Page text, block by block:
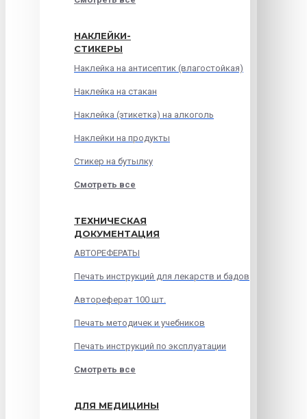
НАКЛЕЙКИ-
СТИКЕРЫ
Наклейка на антисептик (влагостойкая)
Наклейка на стакан
Наклейка (этикетка) на алкоголь
Наклейки на продукты
Стикер на бутылку
Смотреть все
ТЕХНИЧЕСКАЯ
ДОКУМЕНТАЦИЯ
АВТОРЕФЕРАТЫ
Печать инструкций для лекарств и бадов
Автореферат 100 шт.
Печать методичек и учебников
Печать инструкций по эксплуатации
Смотреть все
ДЛЯ МЕДИЦИНЫ